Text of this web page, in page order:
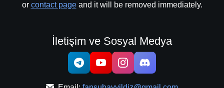
or contact pageand it will be removed immediately.
İletişim ve Sosyal Medya